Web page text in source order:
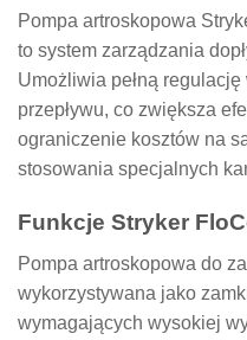
Pompa artroskopowa
to system zarządzania
Umożliwia pełną
przepływu, co zwiększa
ograniczenie kosztów na
stosowania specjalnych
Funkcje Stryker
Pompa artroskopowa do
wykorzystywana jako
wymagających wysokiej